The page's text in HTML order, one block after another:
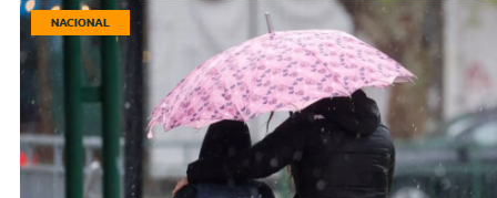
NACIONAL